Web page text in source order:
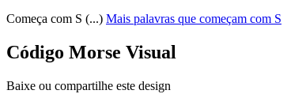
Começa com S (...) Mais palavras que começam com S
Código Morse Visual
Baixe ou compartilhe este design